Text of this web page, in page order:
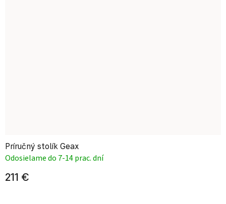
Príručný stolík Geax
Odosielame do 7-14 prac. dní
211 €